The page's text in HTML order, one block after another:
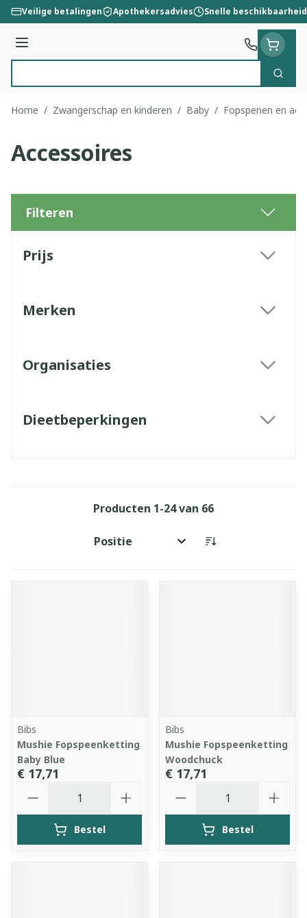
Ga naar de inhoud
Veilige betalingen Apothekersadvies Snelle beschikbaarheid
Menu
Zoek
Home / Zwangerschap en kinderen / Baby / Fopspenen en
Accessoires
Filteren
Prijs
Merken
Organisaties
Dieetbeperkingen
Producten 1-24van 66
Sorteer op:
Bibs
Mushie Fopspeenketting
Baby Blue
€ 17,71
Bestel
Bibs
Mushie Fopspeenketting
Woodchuck
€ 17,71
Bestel